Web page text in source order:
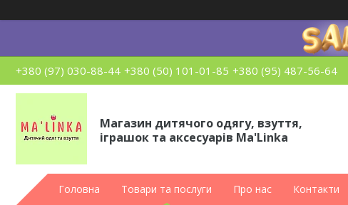
+380 (97) 030-88-44 +380 (50) 101-01-85 +380 (95) 487-56-64
Магазин дитячого одягу, взуття,
іграшок та аксесуарів Ma'Linka
Головна Товари та послуги Про нас Контакти